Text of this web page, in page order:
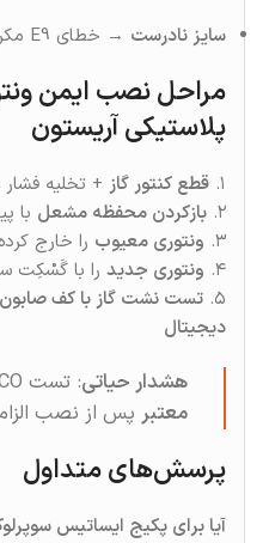
سایز نادرست → خطای E9 مکرر → سوختن برد پکیج
مراحل نصب ایمن
پلاستیکی آریستون
۱. قطع کنتور گاز + تخلیه
۲. بازکردن محفظه مشعل با
۳. ونتوری معیوب را خارج
۴. ونتوری جدید را با گَسْکِت
۵. تست نشت گاز با کف صابون
دیجیتال
هشدار حیاتی: تست CO با دستگاه
معتبر پس از نصب
پرسش‌های متداول
آیا برای پکیج ایساتیس